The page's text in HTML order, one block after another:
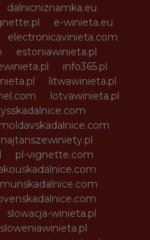
dalnicniznamka.eu
e-winieta.eu
electronicavinieta.com
estoniawinieta.pl
info365.pl
litwawinieta.pl
lotvawinieta.pl
moldavskadalnice.com
najtanszewiniety.pl
pl-vignette.com
slowacja-winieta.pl
sloweniawinieta.pl